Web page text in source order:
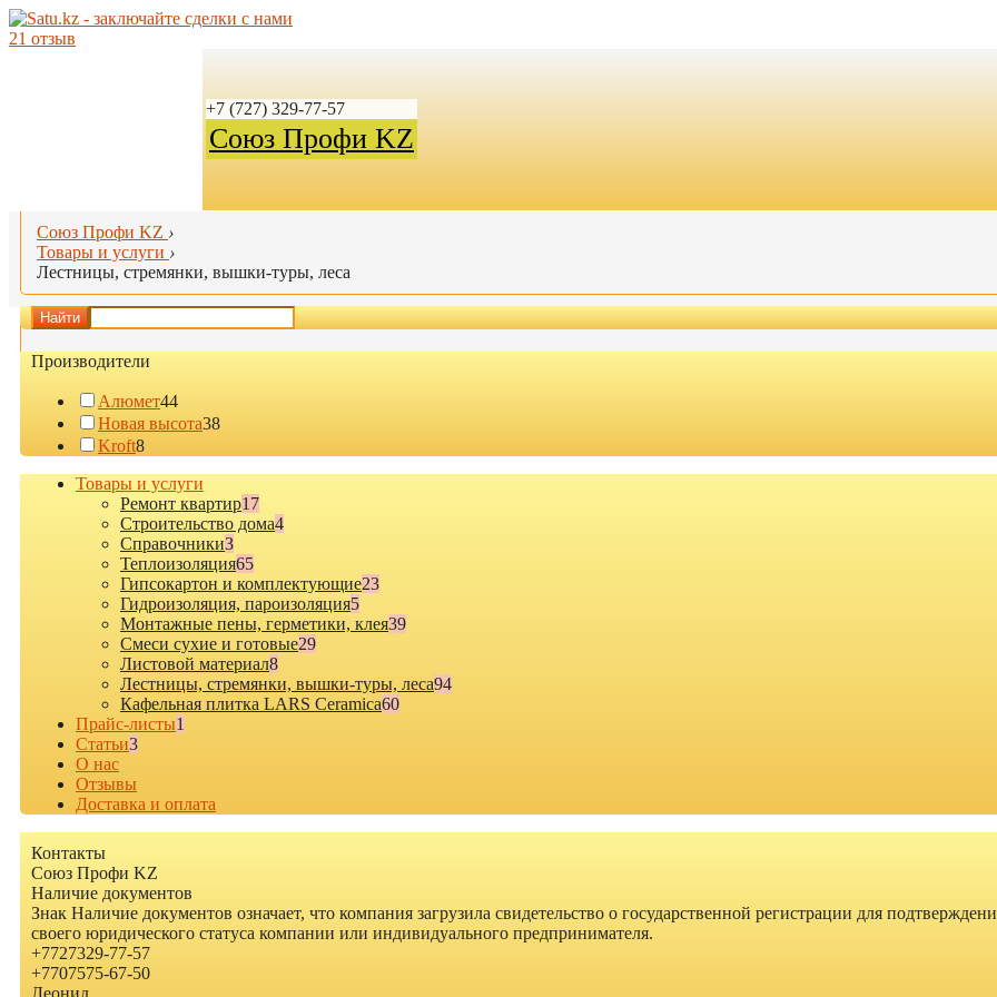
21 отзыв
+7 (727) 329-77-57
Союз Профи KZ
Союз Профи KZ ›
Товары и услуги ›
Лестницы, стремянки, вышки-туры, леса
Найти
Производители
Алюмет44
Новая высота38
Kroft8
Товары и услуги
Ремонт квартир17
Строительство дома4
Cправочники3
Теплоизоляция65
Гипсокартон и комплектующие23
Гидроизоляция, пароизоляция5
Монтажные пены, герметики, клея39
Смеси сухие и готовые29
Листовой материал8
Лестницы, стремянки, вышки-туры, леса94
Кафельная плитка LARS Ceramica60
Прайс-листы1
Статьи3
О нас
Отзывы
Доставка и оплата
Контакты
Союз Профи KZ
Наличие документов
Знак Наличие документов означает, что компания загрузила свидетельство о государственной регистрации для
своего юридического статуса компании или индивидуального предпринимателя.
+7727329-77-57
+7707575-67-50
Леонид